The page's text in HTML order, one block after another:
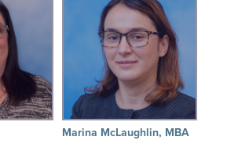
Marina McLaughlin, MBA